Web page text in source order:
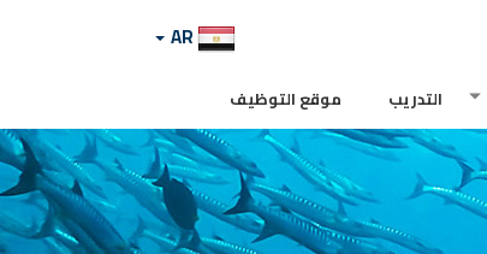
التدريب موقع التوظيف